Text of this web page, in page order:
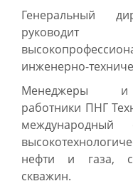
Генеральный
инженерно-
Менеджеры и
работники ПНГ
нефти и газа,
скважин.